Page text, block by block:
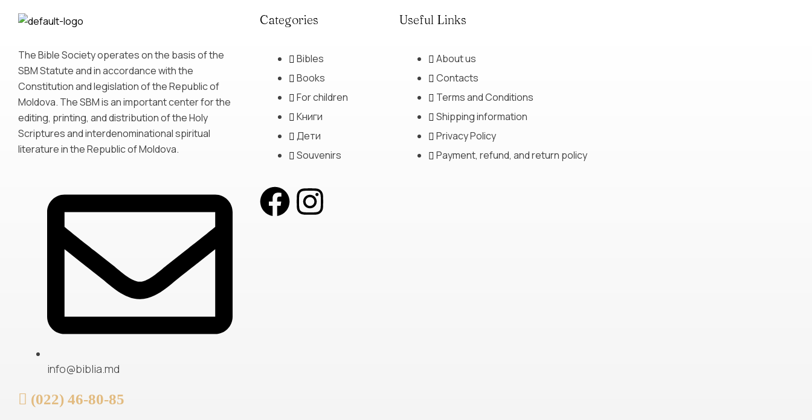
The Bible Society operates on the basis of the
SBM Statute and in accordance with the
Constitution and legislation of the Republic of
Moldova. The SBM is an important center for the
editing, printing, and distribution of the Holy
Scriptures and interdenominational spiritual
literature in the Republic of Moldova.
info@biblia.md
(022) 46-80-85
Categories
Bibles
Books
For children
Книги
Дети
Souvenirs
Useful Links
About us
Contacts
Terms and Conditions
Shipping information
Privacy Policy
Payment, refund, and return policy